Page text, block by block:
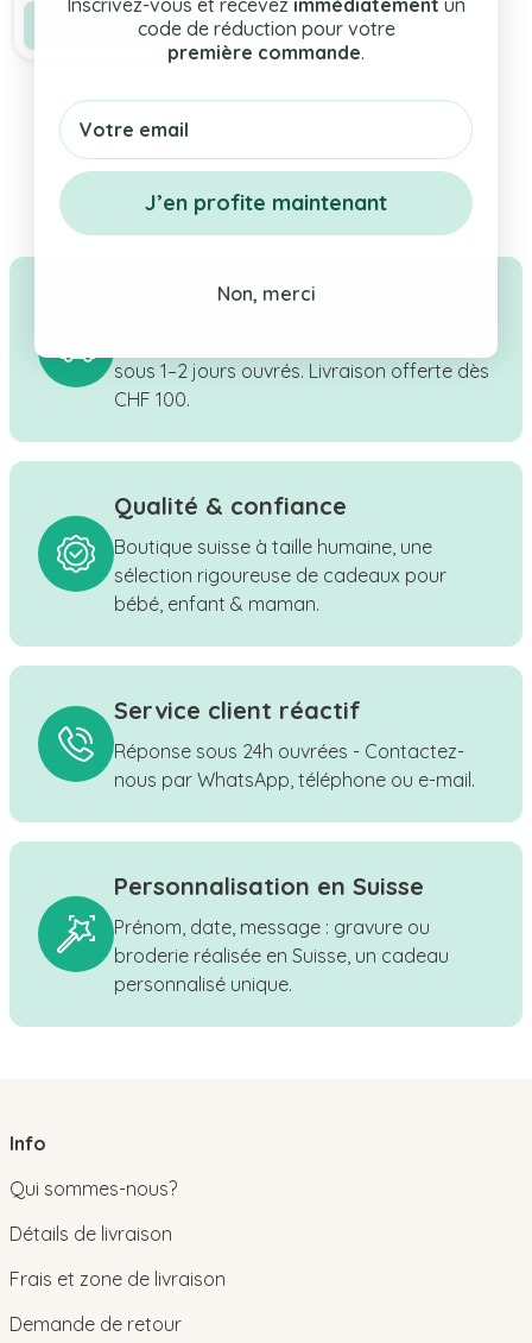
Voir le produit
Livraison rapide & gratuite
sous 1–2 jours ouvrés. Livraison offerte dès
CHF 100.
Qualité & confiance
Boutique suisse à taille humaine, une
sélection rigoureuse de cadeaux pour
bébé, enfant & maman.
Service client réactif
Réponse sous 24h ouvrées - Contactez-
nous par WhatsApp, téléphone ou e-mail.
Personnalisation en Suisse
Prénom, date, message : gravure ou
broderie réalisée en Suisse, un cadeau
personnalisé unique.
Info
Qui sommes-nous?
Détails de livraison
Frais et zone de livraison
Demande de retour
code de réduction pour votre
première commande.
Email
J’en profite maintenant
Non, merci